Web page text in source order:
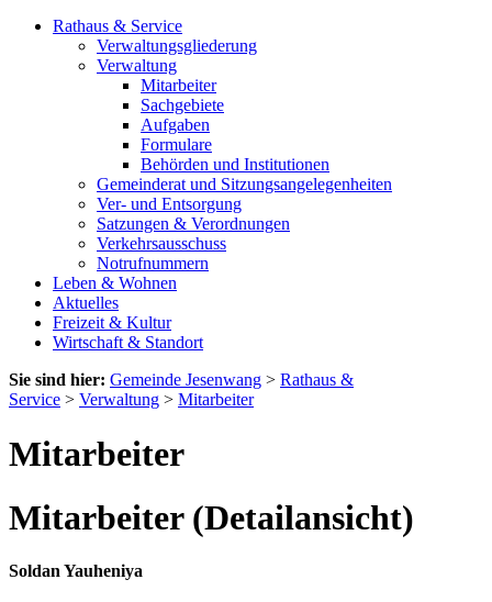
Rathaus & Service
Verwaltungsgliederung
Verwaltung
Mitarbeiter
Sachgebiete
Aufgaben
Formulare
Behörden und Institutionen
Gemeinderat und Sitzungsangelegenheiten
Ver- und Entsorgung
Satzungen & Verordnungen
Verkehrsausschuss
Notrufnummern
Leben & Wohnen
Aktuelles
Freizeit & Kultur
Wirtschaft & Standort
Sie sind hier: Gemeinde Jesenwang > Rathaus &
Service > Verwaltung > Mitarbeiter
Mitarbeiter
Mitarbeiter (Detailansicht)
Soldan Yauheniya